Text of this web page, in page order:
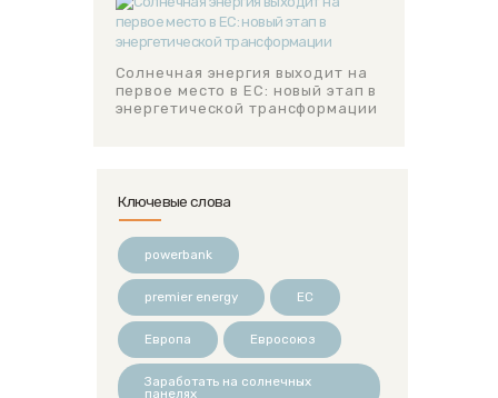
Солнечная энергия выходит на
первое место в ЕС: новый этап в
энергетической трансформации
Ключевые слова
powerbank
premier energy ЕС
Европа Евросоюз
Заработать на солнечных
панелях